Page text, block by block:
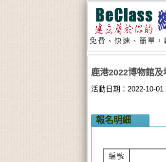
免費、快速、簡單
鹿港2022博物館
活動日期：2022-10-01
報名明細
編號